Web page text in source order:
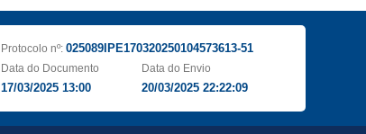
Protocolo nº: 025089IPE170320250104573613-51
Data do Documento
17/03/2025 13:00
Data do Envio
20/03/2025 22:22:09